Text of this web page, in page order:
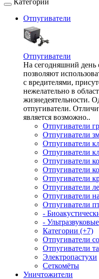
Категории
Отпугиватели
Отпугиватели
На сегодняшний день
позволяют
с вредителями,
нежелательно в
жизнедеятельности.
отпугиватели.
является возможно..
Отпугиватели
Отпугиватели
Отпугиватели
Отпугиватели
Отпугиватели
Отпугиватели
Отпугиватели
Отпугиватели
Отпугиватели
Отпугиватели
-
- Ультразвуковые
Категории (+7)
Отпугиватели
Отпугиватели
Электропастухи
Сеткомёты
Уничтожители